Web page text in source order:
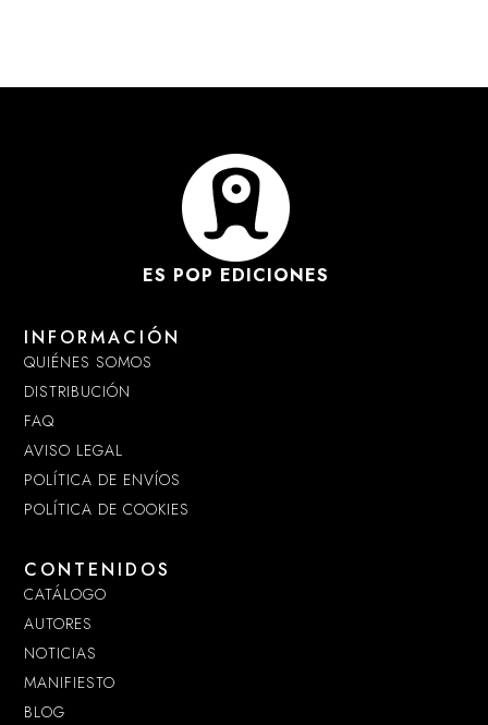
ES POP EDICIONES
INFORMACIÓN
QUIÉNES SOMOS
DISTRIBUCIÓN
FAQ
AVISO LEGAL
POLÍTICA DE ENVÍOS
POLÍTICA DE COOKIES
CONTENIDOS
CATÁLOGO
AUTORES
NOTICIAS
MANIFIESTO
BLOG